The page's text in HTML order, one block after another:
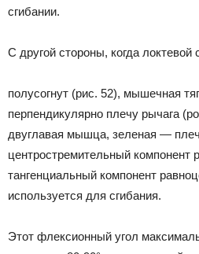
сгибании.
С другой стороны, когда локтевой
полусогнут (рис. 52), мышечная
перпендикулярно плечу рычага
двуглавая мышца, зеленая —
центростремительный компонент
тангенциальный компонент
используется для сгибания.
Этот флексионный угол